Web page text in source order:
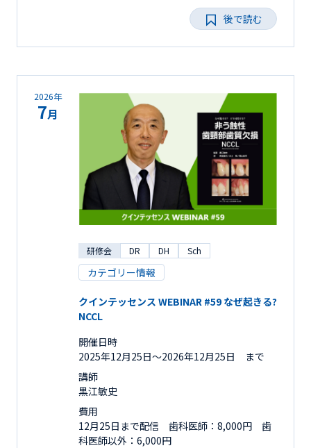
後で読む
2026年
7月
研修会 DR DH Sch
カテゴリー情報
クインテッセンス WEBINAR #59 なぜ起きる?
NCCL
開催日時
2025年12月25日〜2026年12月25日 まで
講師
黒江敏史
費用
12月25日まで配信 歯科医師：8,000円 歯
科医師以外：6,000円